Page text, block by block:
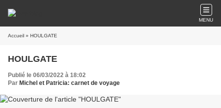
MENU
Accueil » HOULGATE
HOULGATE
Publié le 06/03/2022 à 18:02
Par Michel et Patricia: carnet de voyage